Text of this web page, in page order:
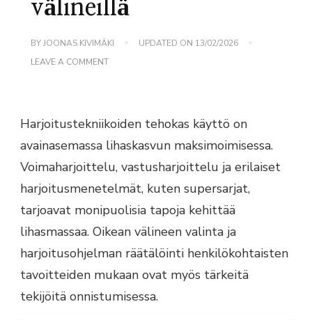
välineillä
BYJOONAS KIVIMÄKI UPDATED ON 13/02/2026
LEAVE A COMMENTON
VÄLINEILLÄ
Harjoitustekniikoiden tehokas käyttö on
avainasemassa lihaskasvun maksimoimisessa.
Voimaharjoittelu, vastusharjoittelu ja erilaiset
harjoitusmenetelmät, kuten supersarjat,
tarjoavat monipuolisia tapoja kehittää
lihasmassaa. Oikean välineen valinta ja
harjoitusohjelman räätälöinti henkilökohtaisten
tavoitteiden mukaan ovat myös tärkeitä
tekijöitä onnistumisessa.